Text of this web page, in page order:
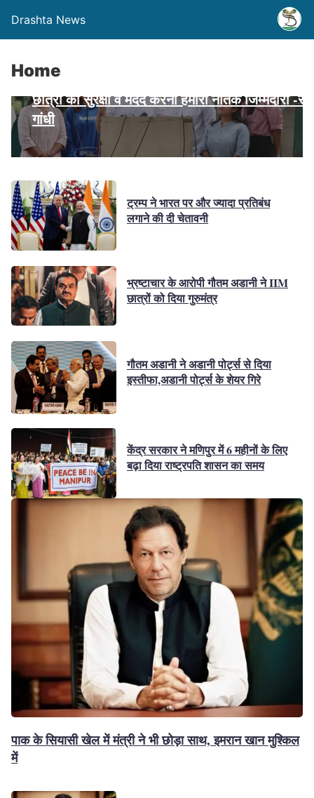
Drashta News
Home
छात्रों की सुरक्षा व मदद करना हमारी नैतिक जिम्मेदारी -
गांधी
ट्रम्प ने भारत पर और ज्यादा प्रतिबंध
लगाने की दी चेतावनी
भ्रष्टाचार के आरोपी गौतम अडानी ने IIM
छात्रों को दिया गुरुमंत्र
गौतम अडानी ने अडानी पोर्ट्स से दिया
इस्तीफा,अडानी पोर्ट्स के शेयर गिरे
केंद्र सरकार ने मणिपुर में 6 महीनों के लिए
बढ़ा दिया राष्ट्रपति शासन का समय
पाक के सियासी खेल में मंत्री ने भी छोड़ा साथ, इमरान खान मुश्किल
में